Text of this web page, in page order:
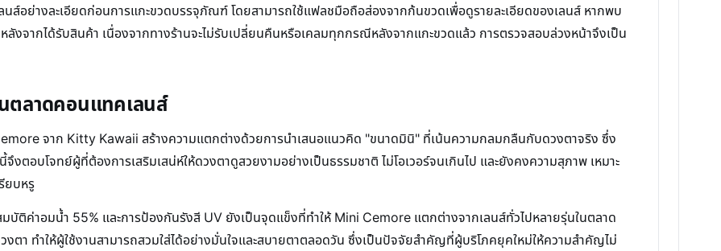
อย่างละเอียดก่อนการแกะขวดบรรจุภัณฑ์ โดยสามารถใช้แฟลชมือถือส่องจากก้นขวดเพื่อดูรายละเอียดของเลนส์ หากพบ
งจากได้รับสินค้า เนื่องจากทางร้านจะไม่รับเปลี่ยนคืนหรือเคลมทุกกรณีหลังจากแกะขวดแล้ว การตรวจสอบล่วงหน้าจึงเป็น
ตลาดคอนแทคเลนส์
จาก Kitty Kawaii สร้างความแตกต่างด้วยการนำเสนอแนวคิด "ขนาดมินิ" ที่เน้นความกลมกลืนกับดวงตาจริง ซึ่ง
ตอบโจทย์ผู้ที่ต้องการเสริมเสน่ห์ให้ดวงตาดูสวยงามอย่างเป็นธรรมชาติ ไม่โอเวอร์จนเกินไป และยังคงความสุภาพ เหมาะ
ยบหรู
ติค่าอมน้ำ 55% และการป้องกันรังสี UV ยังเป็นจุดแข็งที่ทำให้ Mini Cemore แตกต่างจากเลนส์ทั่วไปหลายรุ่นในตลาด
า ทำให้ผู้ใช้งานสามารถสวมใส่ได้อย่างมั่นใจและสบายตาตลอดวัน ซึ่งเป็นปัจจัยสำคัญที่ผู้บริโภคยุคใหม่ให้ความสำคัญไม่